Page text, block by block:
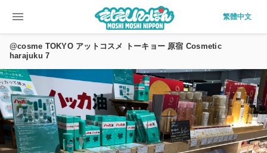
menu 繁體中文
@cosme TOKYO アットコスメ トーキョー 原宿 Cosmetic
harajuku 7